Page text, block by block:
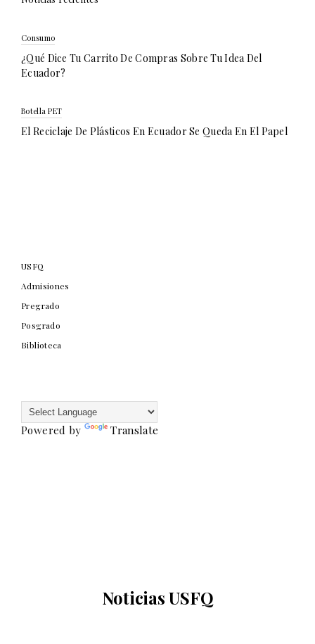
Consumo
¿Qué Dice Tu Carrito De Compras Sobre Tu Idea Del
Ecuador?
Botella PET
El Reciclaje De Plásticos En Ecuador Se Queda En El Papel
USFQ
Admisiones
Pregrado
Posgrado
Biblioteca
Powered by Translate
Noticias USFQ